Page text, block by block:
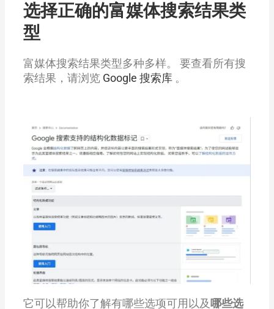
选择正确的富媒体搜索结果类
型
富媒体搜索结果类型多种多样。
要查看所有搜
索结果，请浏览 Google 搜索库 。
它可以帮助你了解有哪些选项可用以及哪些选